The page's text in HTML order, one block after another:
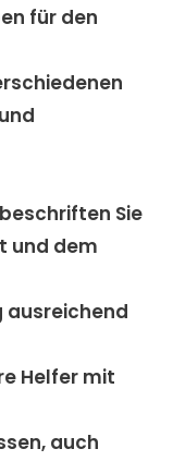
für den
Sie
und dem
ausreichend
Helfer mit
auch